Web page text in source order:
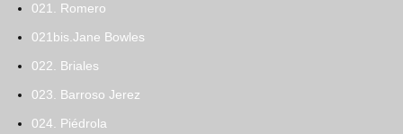
021. Romero
021bis.Jane Bowles
022. Briales
023. Barroso Jerez
024. Piédrola